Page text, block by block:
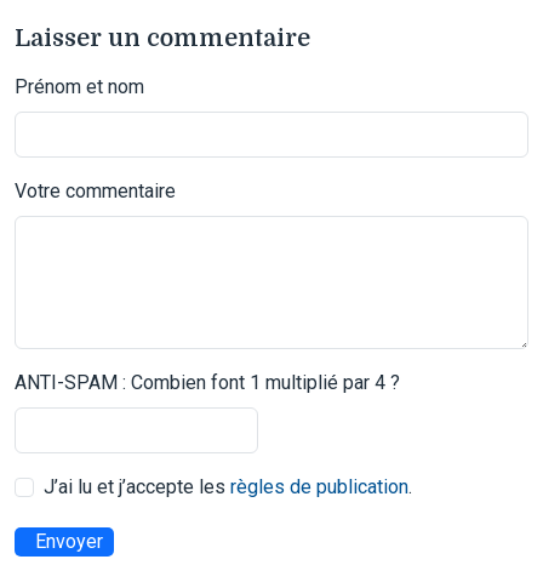
Laisser un commentaire
Prénom et nom
Votre commentaire
ANTI-SPAM : Combien font 1 multiplié par 4 ?
J’ai lu et j’accepte les règles de publication.
Envoyer